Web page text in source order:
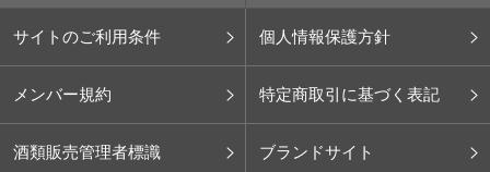
サイトのご利用条件 個人情報保護方針
メンバー規約 特定商取引に基づく表記
酒類販売管理者標識 ブランドサイト